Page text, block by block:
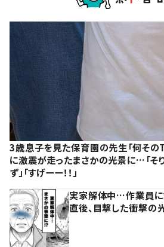
3歳息子を見た保育園の先生「何その
に激震が走ったまさかの光景に…「そ
ず」「すげーー！！」
実家解体中…作業員に
直後、目撃した衝撃の